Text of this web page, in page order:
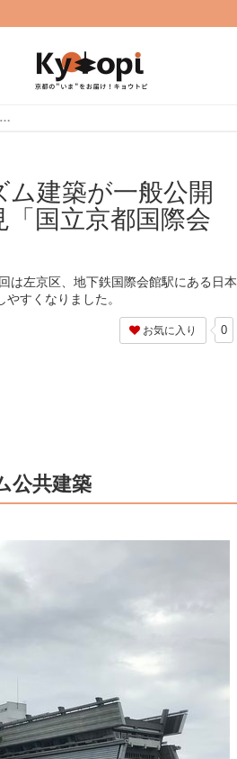
【京都建物探訪】昭和モダニズム建築が一般公開☆借景恵まれた回遊式庭園必見「国立京都国際会館」
ム建築が一般公開
国立京都国際会
左京区、地下鉄国際会館駅にある日本
すくなりました。
お気に入り 0
公共建築